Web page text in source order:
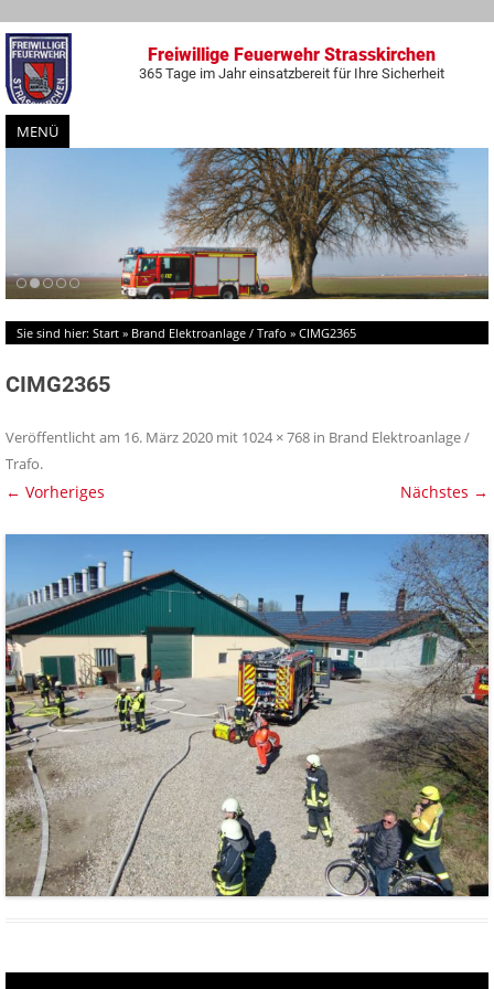
Freiwillige Feuerwehr Strasskirchen
365 Tage im Jahr einsatzbereit für Ihre Sicherheit
MENÜ
Zum
Inhalt
springen
Sie sind hier: Start » Brand Elektroanlage / Trafo » CIMG2365
CIMG2365
Veröffentlicht am 16. März 2020 mit 1024 × 768 in Brand Elektroanlage /
Trafo.
← Vorheriges Nächstes →